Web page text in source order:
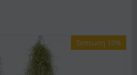
Έκπτωση 10%